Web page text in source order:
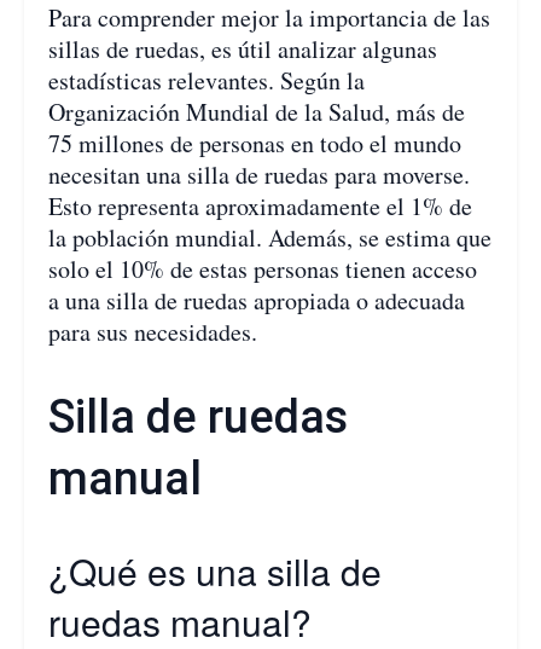
Para comprender mejor la importancia de las
sillas de ruedas, es útil analizar algunas
estadísticas relevantes. Según la
Organización Mundial de la Salud, más de
75 millones de personas en todo el mundo
necesitan una silla de ruedas para moverse.
Esto representa aproximadamente el 1% de
la población mundial. Además, se estima que
solo el 10% de estas personas tienen acceso
a una silla de ruedas apropiada o adecuada
para sus necesidades.
Silla de ruedas
manual
¿Qué es una silla de
ruedas manual?